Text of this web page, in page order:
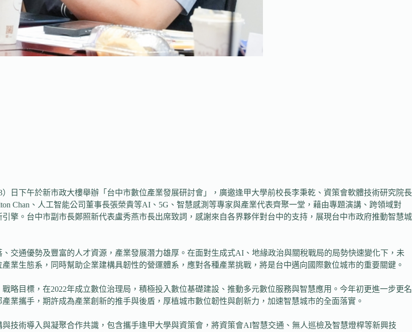
日下午於新市政大樓舉辦「台中市數位產業發展研討會」，廣邀逢甲大學前校長李秉乾、資策會軟體技術研究院長
Chan、人工智能公司董事長張榮貴等AI、5G、智慧感測等專家與產業代表齊聚一堂，藉由專題演講、跨領域對
擎。台中市副市長鄭照新代表盧秀燕市長出席致詞，感謝來自各界夥伴對台中的支持，展現台中市政府推動智慧城
交通優勢及豐富的人才資源，產業發展潛力雄厚。在面對生成式AI、地緣政治與關稅戰局的局勢快速變化下，未
業生態系，同時幫助企業建構具韌性的營運體系，應對各種產業挑戰，將是台中邁向國際數位城市的重要關鍵。
略目標，在2022年成立數位治理局，積極投入數位基礎建設、推動多元數位服務與智慧應用。今年初更進一步更名
業攜手，期許成為產業創新的推手與後盾，厚植城市數位韌性與創新力，加速智慧城市的全面落實。
技術導入與凝聚合作共識，包含攜手逢甲大學與資策會，將資策會AI智慧交通、無人巡檢及智慧燈桿等新興技